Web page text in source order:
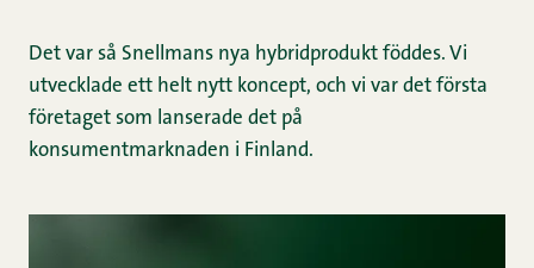
Det var så Snellmans nya hybridprodukt föddes. Vi
utvecklade ett helt nytt koncept, och vi var det första
företaget som lanserade det på
konsumentmarknaden i Finland.